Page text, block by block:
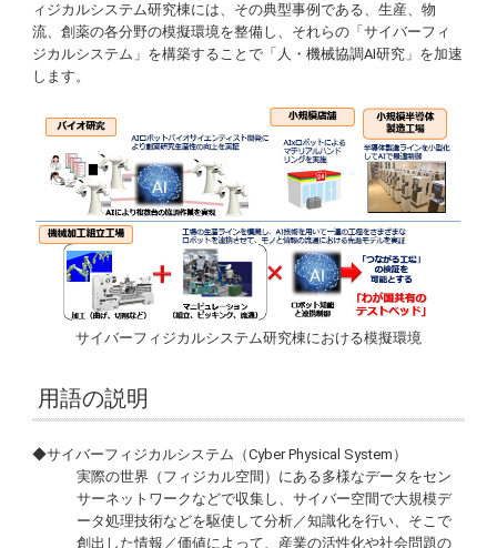
ィジカルシステム研究棟には、その典型事例である、生産、物
流、創薬の各分野の模擬環境を整備し、それらの「サイバーフィ
ジカルシステム」を構築することで「人・機械協調AI研究」を加速
します。
サイバーフィジカルシステム研究棟における模擬環境
用語の説明
◆サイバーフィジカルシステム（Cyber Physical System ）
実際の世界（フィジカル空間）にある多様なデータをセン
サーネットワークなどで収集し、サイバー空間で大規模デ
ータ処理技術などを駆使して分析／知識化を行い、そこで
創出した情報／価値によって、産業の活性化や社会問題の